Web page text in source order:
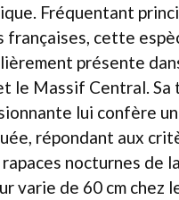
Fréquentant
françaises, cette
présente
le Massif Central. Sa
lui confère
répondant aux
nocturnes de
varie de 60 cm chez